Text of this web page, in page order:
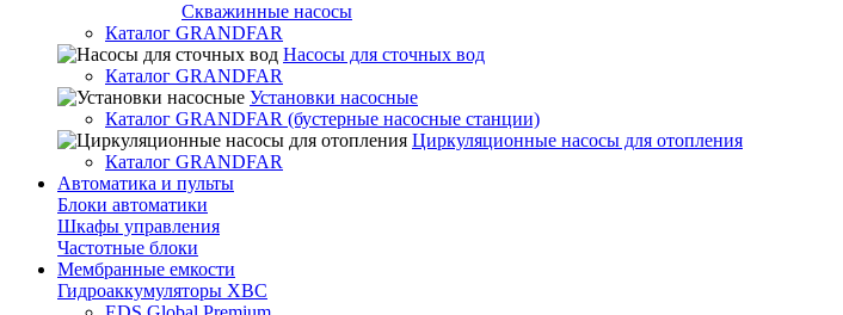
Скважинные насосы
Каталог GRANDFAR
Насосы для сточных вод
Каталог GRANDFAR
Установки насосные
Каталог GRANDFAR (бустерные насосные станции)
Циркуляционные насосы для отопления
Каталог GRANDFAR
Автоматика и пульты
Блоки автоматики
Шкафы управления
Частотные блоки
Мембранные емкости
Гидроаккумуляторы ХВС